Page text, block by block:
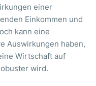
einer
Einkommen und
kann eine
Auswirkungen haben,
Wirtschaft auf
wird.